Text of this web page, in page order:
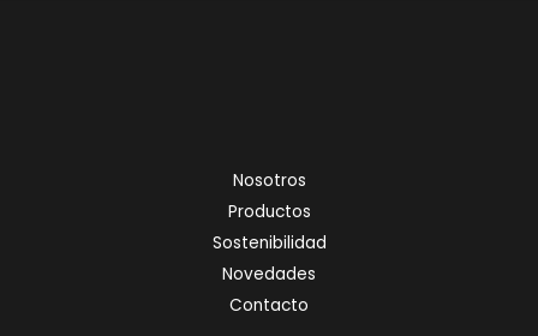
Nosotros
Productos
Sostenibilidad
Novedades
Contacto